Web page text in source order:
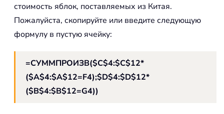
стоимость яблок, поставляемых из Китая.
Пожалуйста, скопируйте или введите следующую
формулу в пустую ячейку:
=СУММПРОИЗВ($C$4:$C$12*
($A$4:$A$12=F4);$D$4:$D$12*
($B$4:$B$12=G4))